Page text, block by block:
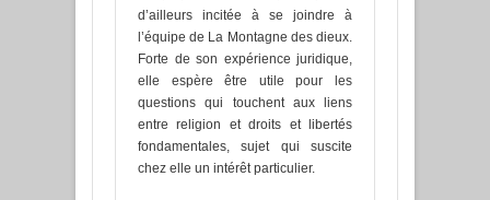
d’ailleurs incitée à se joindre à
l’équipe de La Montagne des dieux.
Forte de son expérience juridique,
elle espère être utile pour les
questions qui touchent aux liens
entre religion et droits et libertés
fondamentales, sujet qui suscite
chez elle un intérêt particulier.